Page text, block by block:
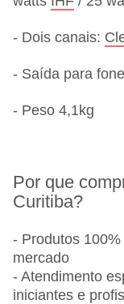
- Dois canais:
- Saída para
- Peso 4,1kg
Por que
Curitiba?
- Produtos
mercado
- Atendimento
iniciantes e